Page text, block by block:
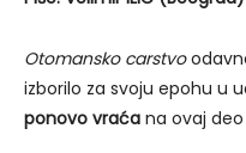
Otomansko carstvo
izborilo za svoju epohu u
ponovo vraća na ovaj deo